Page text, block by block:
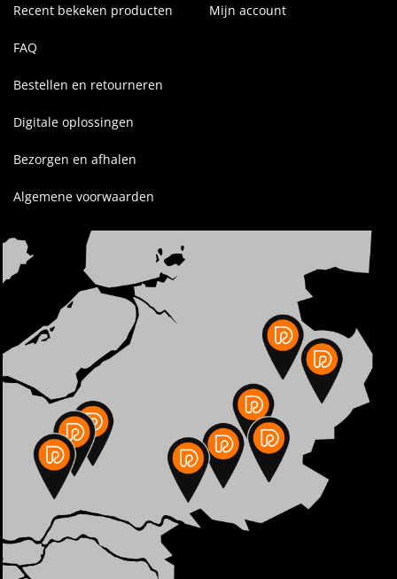
Recent bekeken producten
FAQ
Bestellen en retourneren
Digitale oplossingen
Bezorgen en afhalen
Algemene voorwaarden
Mijn account